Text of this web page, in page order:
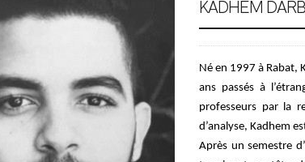
KADHEM
Né en 1997 à Rabat,
ans passés à
professeurs par la
d’analyse, Kadhem
Après un semestre